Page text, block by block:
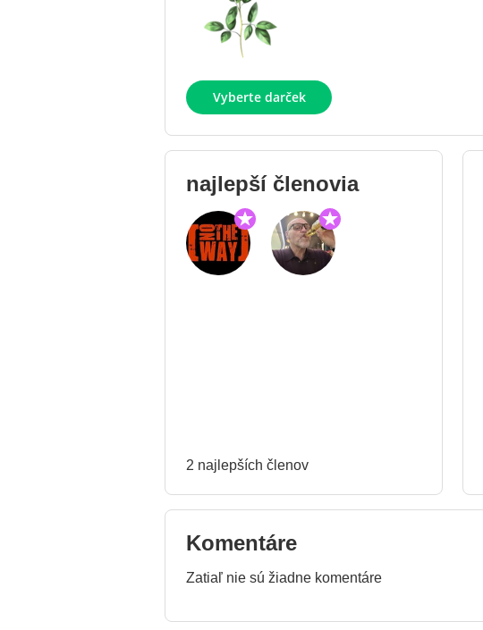
Vyberte darček
najlepší členovia
2 najlepších členov
Komentáre
Zatiaľ nie sú žiadne komentáre